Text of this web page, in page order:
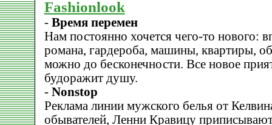
Fashionlook
- Время перемен
Нам постоянно хочется чего-то нового:
романа, гардероба, машины, квартиры,
можно до бесконечности. Все новое
будоражит душу.
- Nonstop
Реклама линии мужского белья от
обывателей, Ленни Кравицу